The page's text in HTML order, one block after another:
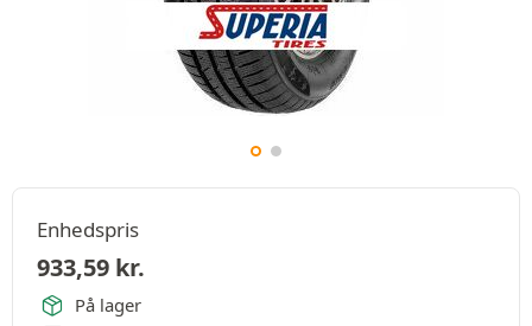
Enhedspris
933,59 kr.
På lager